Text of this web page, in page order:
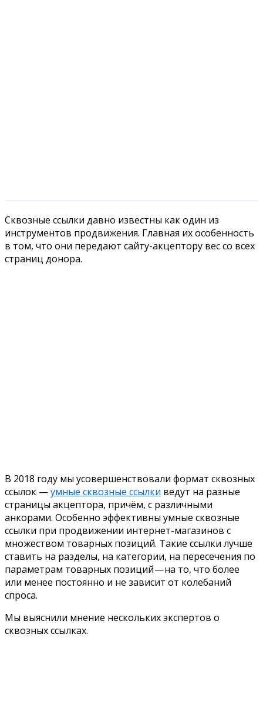
Сквозные ссылки давно известны как один из
инструментов продвижения. Главная их особенность
в том, что они передают сайту-акцептору вес со всех
страниц донора.
В 2018 году мы усовершенствовали формат сквозных
ссылок —умные сквозные ссылки ведут на разные
страницы акцептора, причём, с различными
анкорами. Особенно эффективны умные сквозные
ссылки при продвижении интернет-магазинов с
множеством товарных позиций. Такие ссылки лучше
ставить на разделы, на категории, на пересечения по
параметрам товарных позиций — на то, что более
или менее постоянно и не зависит от колебаний
спроса.
Мы выяснили мнение нескольких экспертов о
сквозных ссылках.